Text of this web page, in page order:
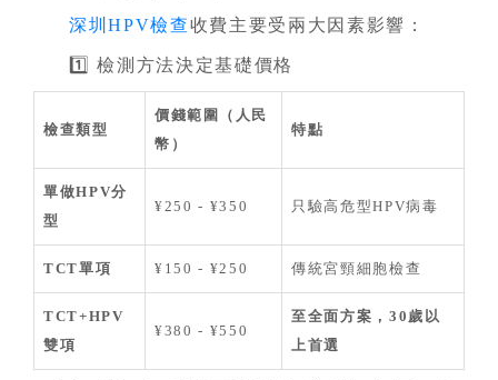
深圳HPV檢查收費主要受兩大因素影響：
1️⃣ 檢測方法決定基礎價格
檢查類型
價錢範圍（人民
幣）
特點
單做HPV分
型
¥250 - ¥350 只驗高危型HPV病毒
TCT單項 ¥150 - ¥250 傳統宮頸細胞檢查
TCT+HPV
雙項
¥380 - ¥550
至全面方案，30歲以
上首選